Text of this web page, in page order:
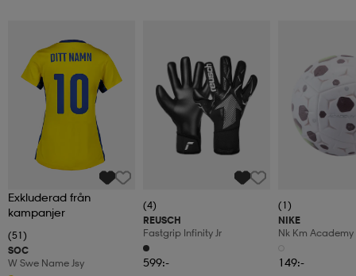
Exkluderad från
kampanjer
(51)
SOC
W Swe Name Jsy
(4)
REUSCH
Fastgrip Infinity Jr
599:-
(1)
NIKE
Nk Km Academy
149:-